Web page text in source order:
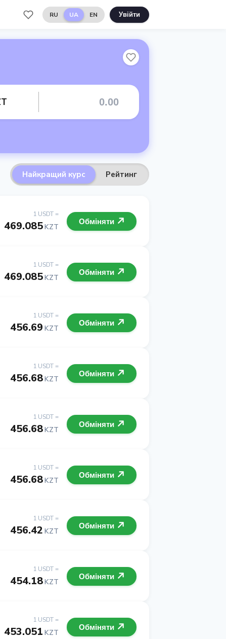
RU UA EN Увійти
Найкращий курс Рейтинг
1 USDT =
469.085KZT
Обміняти
1 USDT =
469.085KZT
Обміняти
1 USDT =
456.69 KZT
Обміняти
1 USDT =
456.68KZT
Обміняти
1 USDT =
456.68KZT
Обміняти
1 USDT =
456.68KZT
Обміняти
1 USDT =
456.42 KZT
Обміняти
1 USDT =
454.18KZT
Обміняти
1 USDT =
453.051 KZT
Обміняти